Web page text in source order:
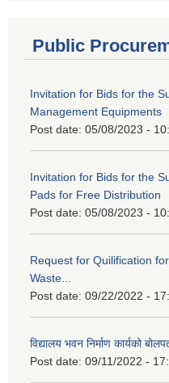
Public
Invitation for Bids for the
Management Equipments
Post date: 05/08/2023 -
Invitation for Bids for the
Pads for Free Distribution
Post date: 05/08/2023 -
Request for Quilification
Waste...
Post date: 09/22/2022 -
विद्यालय भवन निर्माण कार्यको
Post date: 09/11/2022 -